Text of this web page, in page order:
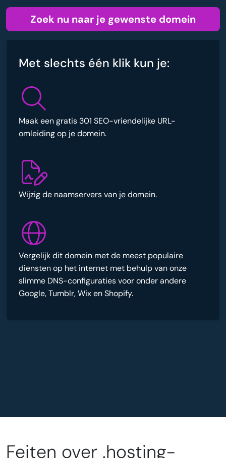
Zoek nu naar je gewenste domein
Met slechts één klik kun je:
Maak een gratis 301 SEO-vriendelijke URL-
omleiding op je domein.
Wijzig de naamservers van je domein.
Vergelijk dit domein met de meest populaire
diensten op het internet met behulp van onze
slimme DNS-configuraties voor onder andere
Google, Tumblr, Wix en Shopify.
Feiten over .hosting-